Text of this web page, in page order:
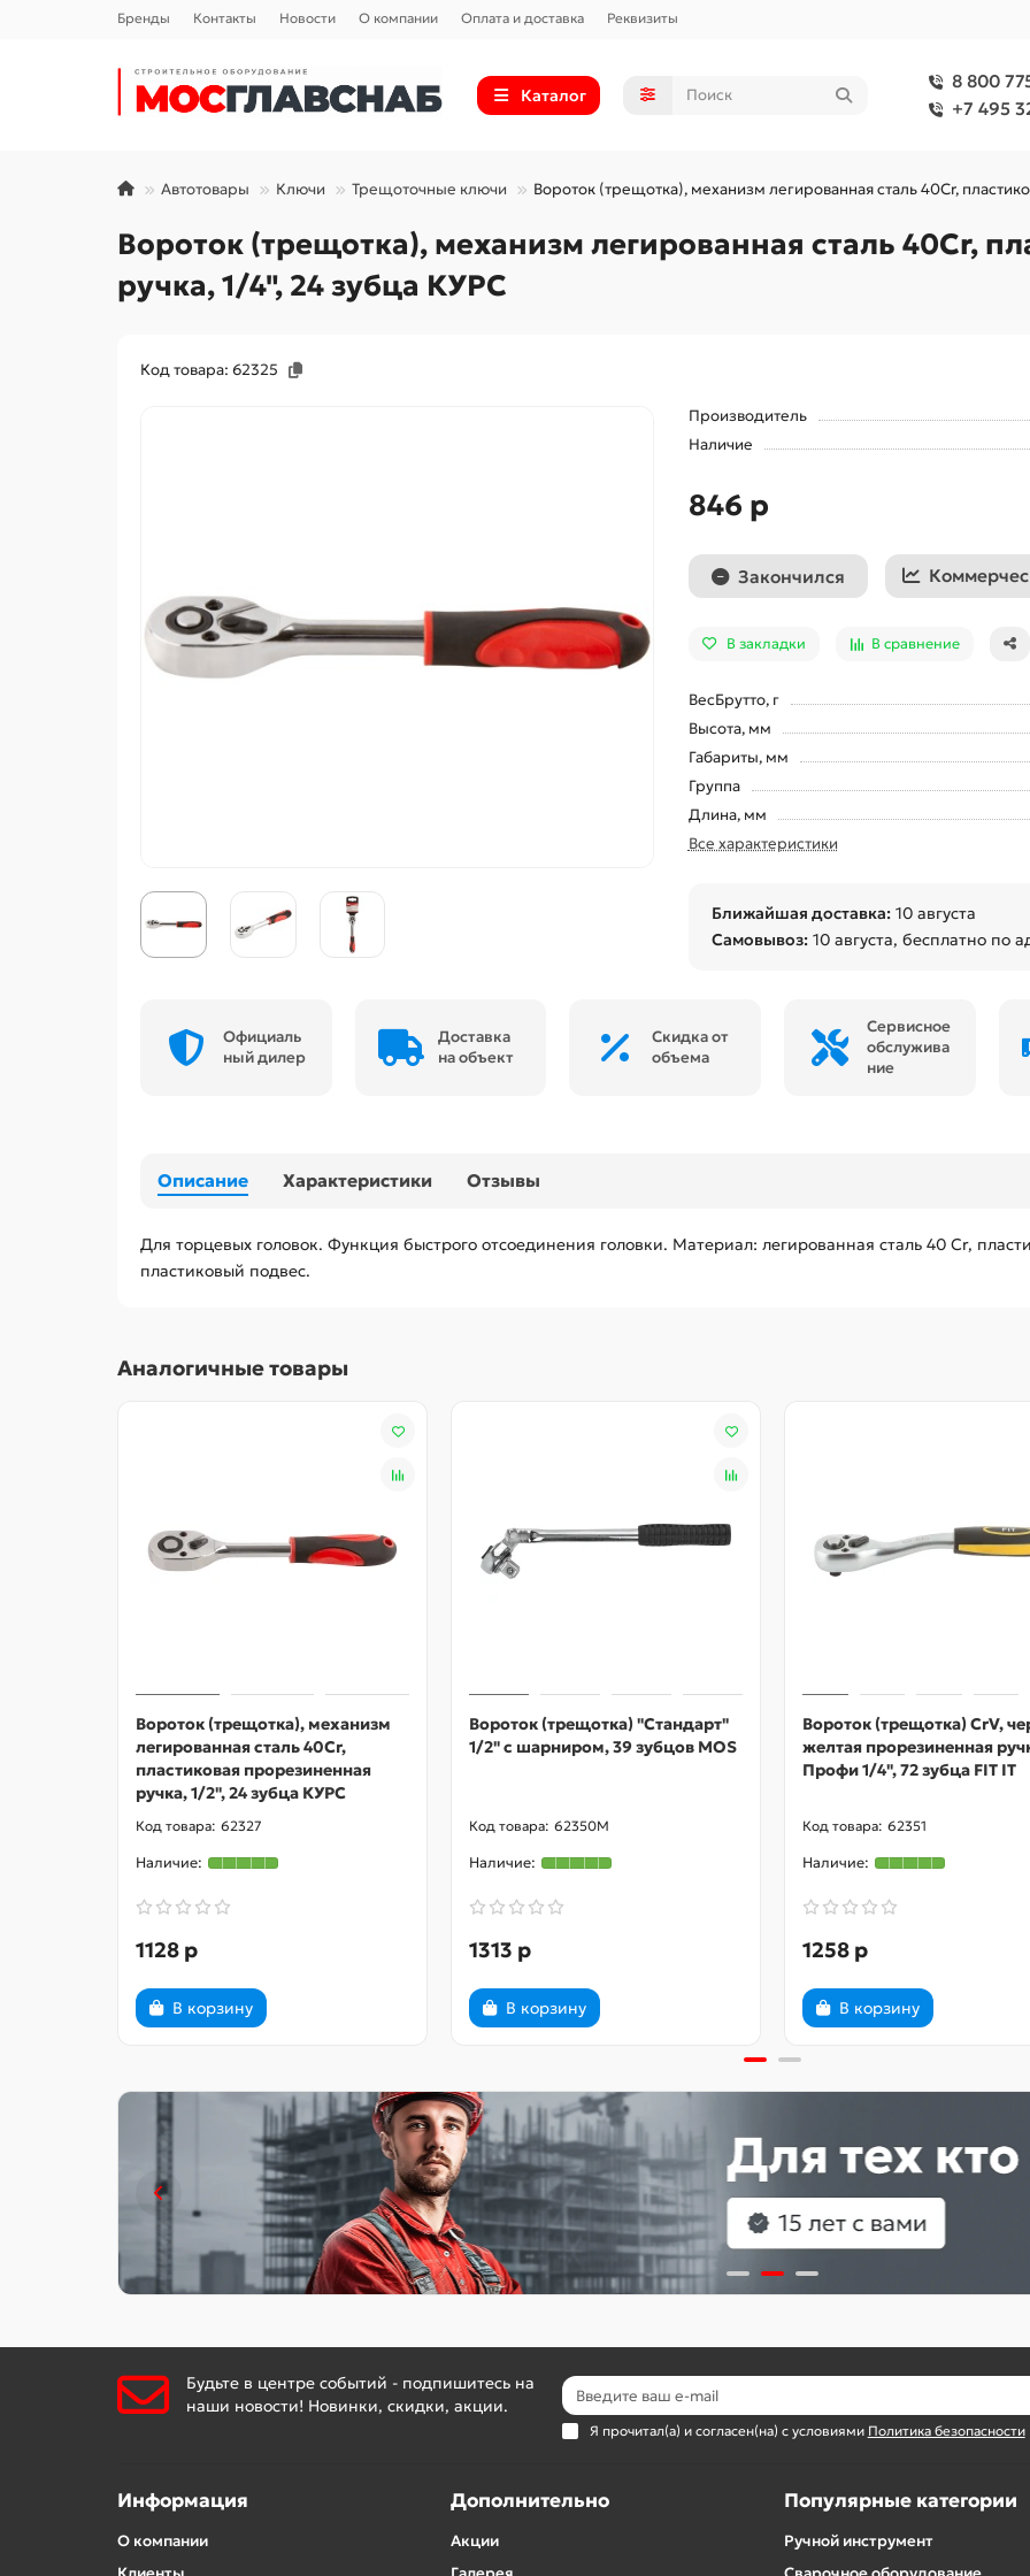
Бренды Контакты Новости О компании Оплата и доставка Реквизиты
Каталог
8 800
+7 495
Автотовары Ключи Трещоточные ключи Вороток (трещотка), механизм легированная сталь 40Cr,
Вороток (трещотка), механизм легированная сталь 40Cr,
ручка, 1/4", 24 зубца КУРС
Код товара: 62325
Производитель
Наличие
846 р
Закончился
В закладки В сравнение
ВесБрутто, г
Высота, мм
Габариты, мм
Группа
Длина, мм
Все характеристики
Ближайшая доставка: 10 августа
Самовывоз: 10 августа, бесплатно по
Официаль
ный дилер
Доставка
на объект
Скидка от
объема
Сервисное
обслужива
ние
Описание Характеристики Отзывы
Для торцевых головок. Функция быстрого отсоединения головки. Материал: легированная сталь 40 Cr,
пластиковый подвес.
Аналогичные товары
Вороток (трещотка), механизм
легированная сталь 40Cr,
пластиковая прорезиненная
ручка, 1/2", 24 зубца КУРС
62327
1128 р
В корзину
Вороток (трещотка) "Стандарт"
1/2" с шарниром, 39 зубцов MOS
62350М
1313 р
В корзину
Вороток (трещотка) CrV,
желтая прорезиненная
Профи 1/4", 72 зубца FIT IT
62351
1258 р
В корзину
Будьте в центре событий - подпишитесь на
наши новости! Новинки, скидки, акции.
Я прочитал(а) и согласен(на) с условиями Политика безопасности
Информация
О компании
Дополнительно
Акции
Популярные категории
Ручной инструмент